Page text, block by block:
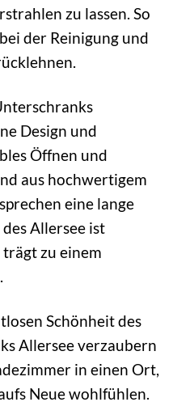
zu lassen. So
der Reinigung und
Design und
Öffnen und
aus hochwertigem
eine lange
Allersee ist
zu einem
Schönheit des
Allersee verzaubern
in einen Ort,
Neue wohlfühlen.